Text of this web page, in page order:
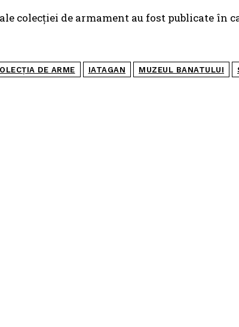
colecţiei de armament au fost publicate în
DE ARME IATAGAN MUZEUL BANATULUI